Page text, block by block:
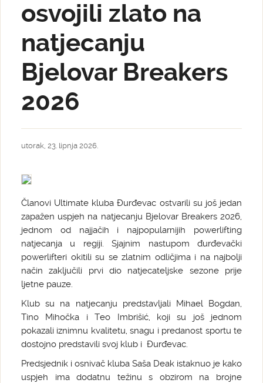
osvojili zlato na
natjecanju
Bjelovar Breakers
2026
utorak, 23. lipnja 2026.
Članovi Ultimate kluba Đurđevac ostvarili su još jedan
zapažen uspjeh na natjecanju Bjelovar Breakers 2026,
jednom od najjačih i najpopularnijih powerlifting
natjecanja u regiji. Sjajnim nastupom đurđevački
powerlifteri okitili su se zlatnim odličjima i na najbolji
način zaključili prvi dio natjecateljske sezone prije
ljetne pauze.
Klub su na natjecanju predstavljali Mihael Bogdan,
Tino Mihočka i Teo Imbrišić, koji su još jednom
pokazali iznimnu kvalitetu, snagu i predanost sportu te
dostojno predstavili svoj klub i Đurđevac.
Predsjednik i osnivač kluba Saša Deak istaknuo je kako
uspjeh ima dodatnu težinu s obzirom na brojne